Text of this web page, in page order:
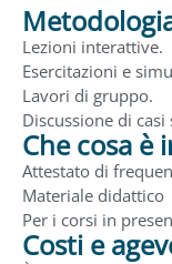
Lezioni interattive.
Esercitazioni e
Lavori di gruppo.
Discussione di
Che cosa è
Attestato di
Materiale didattico
Per i corsi in
Costi e